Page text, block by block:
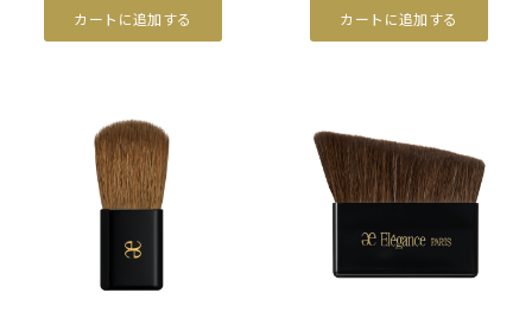
カートに追加する カートに追加する